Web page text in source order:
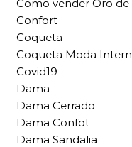
Como vender Oro de
Confort
Coqueta
Coqueta Moda
Covid19
Dama
Dama Cerrado
Dama Confot
Dama Sandalia